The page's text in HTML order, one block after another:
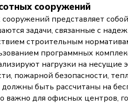
сооружений
представляет
задачи, связанные с
строительным
программных
нагрузки на несущие
пожарной безопасности,
быть рассчитаны на
важно для офисных центров,